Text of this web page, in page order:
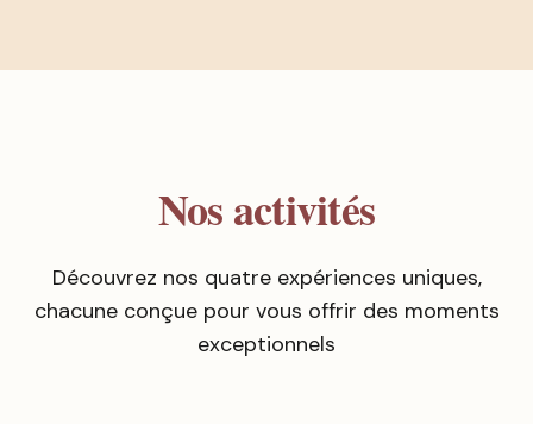
Nos activités
Découvrez nos quatre expériences uniques,
chacune conçue pour vous offrir des moments
exceptionnels